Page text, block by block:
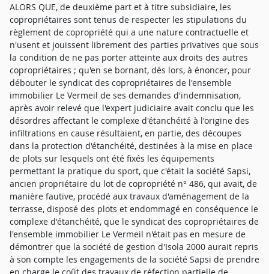
ALORS QUE, de deuxième part et à titre subsidiaire, les
copropriétaires sont tenus de respecter les stipulations du
règlement de copropriété qui a une nature contractuelle et
n'usent et jouissent librement des parties privatives que sous
la condition de ne pas porter atteinte aux droits des autres
copropriétaires ; qu'en se bornant, dès lors, à énoncer, pour
débouter le syndicat des copropriétaires de l'ensemble
immobilier Le Vermeil de ses demandes d'indemnisation,
après avoir relevé que l'expert judiciaire avait conclu que les
désordres affectant le complexe d'étanchéité à l'origine des
infiltrations en cause résultaient, en partie, des découpes
dans la protection d'étanchéité, destinées à la mise en place
de plots sur lesquels ont été fixés les équipements
permettant la pratique du sport, que c'était la société Sapsi,
ancien propriétaire du lot de copropriété n° 486, qui avait, de
manière fautive, procédé aux travaux d'aménagement de la
terrasse, disposé des plots et endommagé en conséquence le
complexe d'étanchéité, que le syndicat des copropriétaires de
l'ensemble immobilier Le Vermeil n'était pas en mesure de
démontrer que la société de gestion d'Isola 2000 aurait repris
à son compte les engagements de la société Sapsi de prendre